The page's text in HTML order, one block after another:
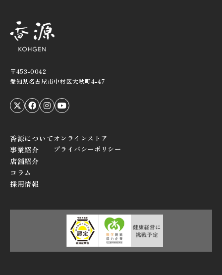
〒453-0042
愛知県名古屋市中村区大秋町4-47
香源について
事業紹介
店舗紹介
コラム
採用情報
オンラインストア
プライバシーポリシー